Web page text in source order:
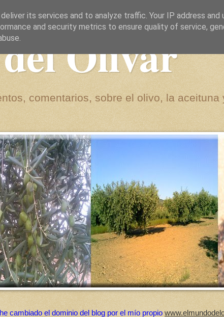
Olivar
comentarios, sobre el olivo, la
cambiado el dominio del blog por el mío propio
its services and to analyze traffic. Your IP address and
and security metrics to ensure quality of service,